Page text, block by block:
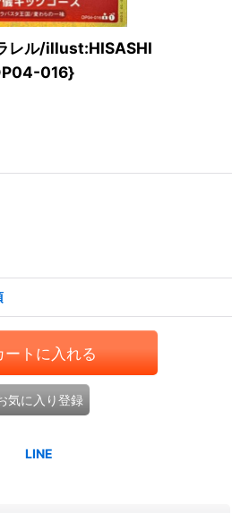
レル/illust:HISASHI
016}
ートに入れる
気に入り登録